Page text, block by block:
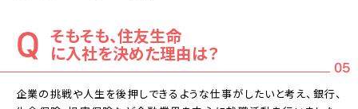
そもそも、住友生命
に入社を決めた理由は？
05
企業の挑戦や人生を後押しできるような仕事がしたいと考え、銀行、